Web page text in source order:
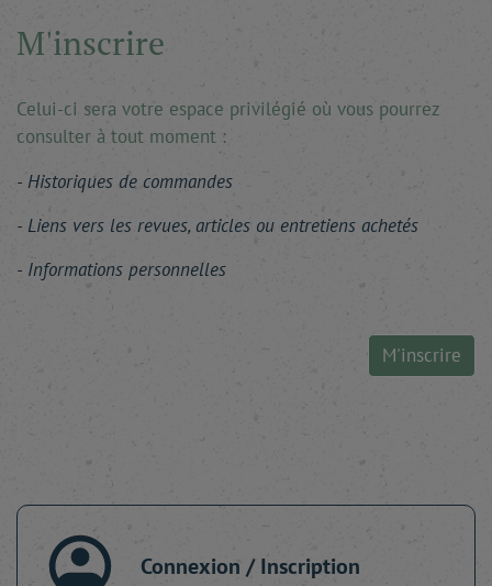
M'inscrire
Celui-ci sera votre espace privilégié où vous pourrez
consulter à tout moment :
Historiques de commandes
Liens vers les revues, articles ou entretiens achetés
Informations personnelles
M'inscrire
Connexion / Inscription